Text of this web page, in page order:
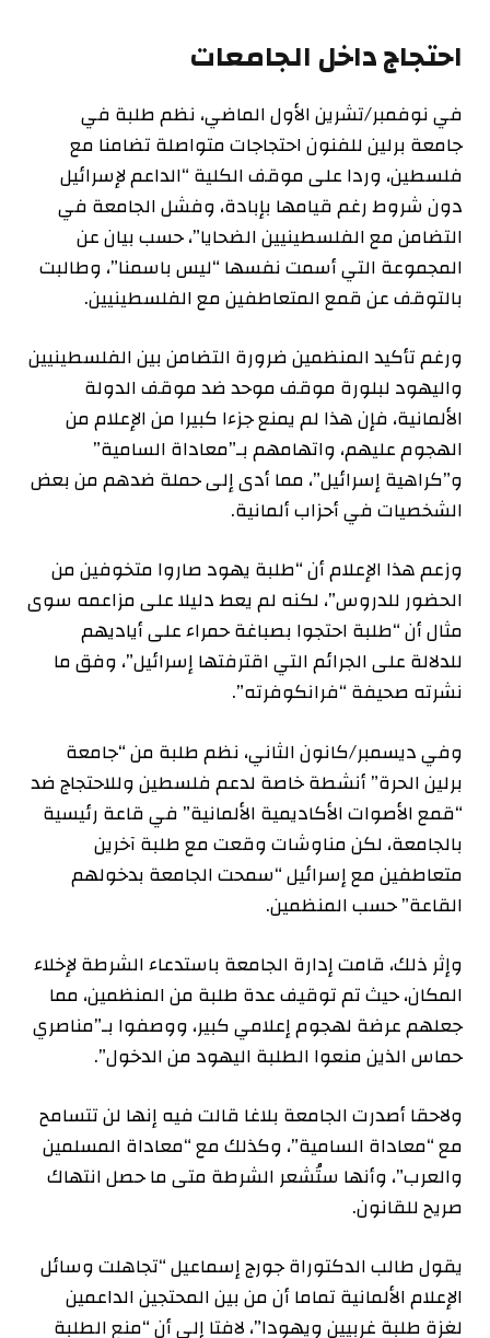
احتجاج داخل الجامعات
في نوفمبر/تشرين الأول الماضي، نظم طلبة في
جامعة برلين للفنون احتجاجات متواصلة تضامنا مع
فلسطين، وردا على موقف الكلية “الداعم لإسرائيل
دون شروط رغم قيامها بإبادة، وفشل الجامعة في
التضامن مع الفلسطينيين الضحايا”، حسب بيان عن
المجموعة التي أسمت نفسها “ليس باسمنا”، وطالبت
بالتوقف عن قمع المتعاطفين مع الفلسطينيين.
ورغم تأكيد المنظمين ضرورة التضامن بين الفلسطينيين
واليهود لبلورة موقف موحد ضد موقف الدولة
الألمانية، فإن هذا لم يمنع جزءا كبيرا من الإعلام من
الهجوم عليهم، واتهامهم بـ”معاداة السامية”
و”كراهية إسرائيل”، مما أدى إلى حملة ضدهم من بعض
الشخصيات في أحزاب ألمانية.
وزعم هذا الإعلام أن “طلبة يهود صاروا متخوفين من
الحضور للدروس”، لكنه لم يعط دليلا على مزاعمه سوى
مثال أن “طلبة احتجوا بصباغة حمراء على أياديهم
للدلالة على الجرائم التي اقترفتها إسرائيل”، وفق ما
نشرته صحيفة “فرانكوفرته”.
وفي ديسمبر/كانون الثاني، نظم طلبة من “جامعة
برلين الحرة” أنشطة خاصة لدعم فلسطين وللاحتجاج ضد
“قمع الأصوات الأكاديمية الألمانية” في قاعة رئيسية
بالجامعة، لكن مناوشات وقعت مع طلبة آخرين
متعاطفين مع إسرائيل “سمحت الجامعة بدخولهم
القاعة” حسب المنظمين.
وإثر ذلك، قامت إدارة الجامعة باستدعاء الشرطة لإخلاء
المكان، حيث تم توقيف عدة طلبة من المنظمين، مما
جعلهم عرضة لهجوم إعلامي كبير، ووصفوا بـ”مناصري
حماس الذين منعوا الطلبة اليهود من الدخول”.
ولاحقا أصدرت الجامعة بلاغا قالت فيه إنها لن تتسامح
مع “معاداة السامية”، وكذلك مع “معاداة المسلمين
والعرب”، وأنها ستُشعر الشرطة متى ما حصل انتهاك
صريح للقانون.
يقول طالب الدكتوراة جورج إسماعيل “تجاهلت وسائل
الإعلام الألمانية تماما أن من بين المحتجين الداعمين
لغزة طلبة غربيين ويهودا”، لافتا إلى أن “منع الطلبة